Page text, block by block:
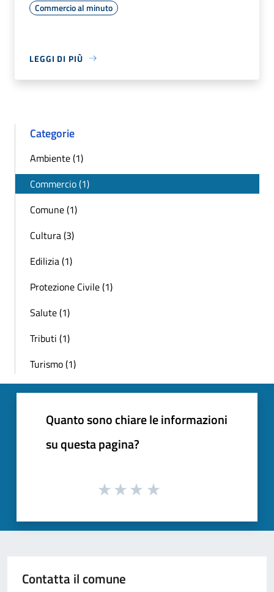
Commercio al minuto
LEGGI DI PIÙ
Categorie
Ambiente (1)
Commercio (1)
Comune (1)
Cultura (3)
Edilizia (1)
Protezione Civile (1)
Salute (1)
Tributi (1)
Turismo (1)
Quanto sono chiare le informazioni
su questa pagina?
Contatta il comune